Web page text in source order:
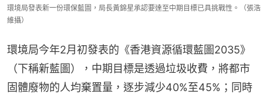
環境局發表新一份環保藍圖，局長黃錦星承認要達至中期目標已具挑戰性。（張浩
維攝）
環境局今年2月初發表的《香港資源循環藍圖2035》
（下稱新藍圖），中期目標是透過垃圾收費，將都市
固體廢物的人均棄置量，逐步減少40%至45%；同時